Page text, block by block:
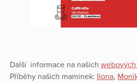
Další informace na našich
Příběhy našich maminek: Ilona,